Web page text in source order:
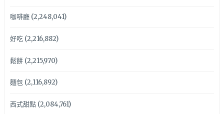
咖啡廳(2,248,041)
好吃(2,216,882)
鬆餅(2,215,970)
麵包(2,116,892)
西式甜點(2,084,761)